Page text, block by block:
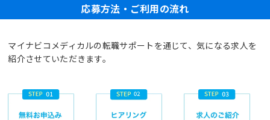
応募方法・ご利用の流れ
マイナビコメディカルの転職サポートを通じて、気になる求人を
紹介させていただきます。